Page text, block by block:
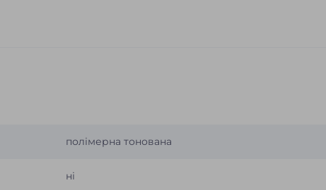
полімерна тонована
ні